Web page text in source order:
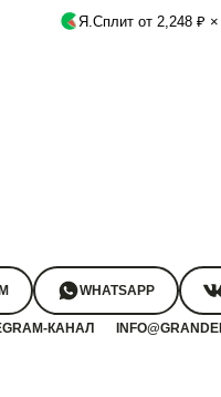
Я.Сплит от 2,248 ₽
WHATSAPP
КАНАЛ